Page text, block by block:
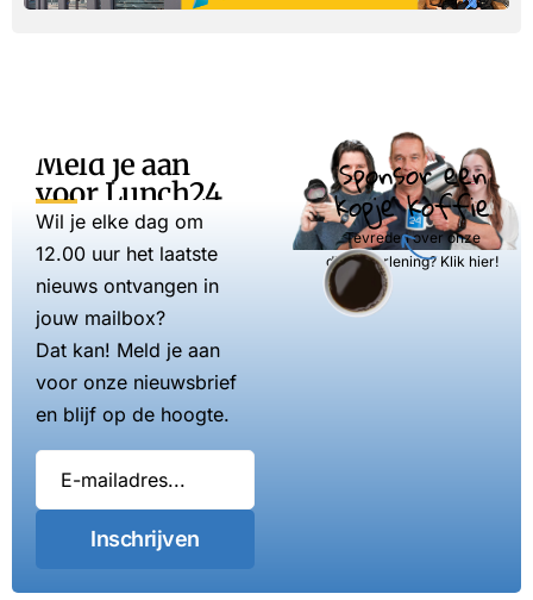
Meld je aan
voor Lunch24
Wil je elke dag om
12.00 uur het laatste
nieuws ontvangen in
jouw mailbox?
Dat kan! Meld je aan
voor onze nieuwsbrief
en blijf op de hoogte.
Inschrijven
Sponsor een
kopje koffie
Tevreden over onze
dienstverlening? Klik hier!